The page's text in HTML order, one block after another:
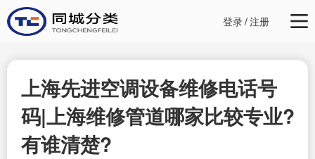
登录/注册
上海先进空调设备维修电话号
码|上海维修管道哪家比较专业?
有谁清楚?